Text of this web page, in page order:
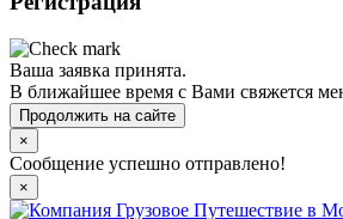
Ваша заявка принята.
В ближайшее время с Вами свяжется
Продолжить на сайте
×
Сообщение успешно отправлено!
×